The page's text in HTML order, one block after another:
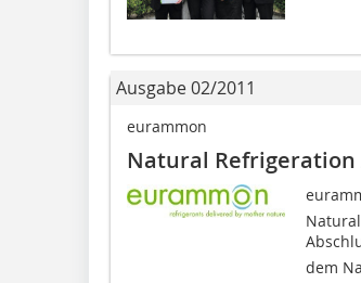
Ausgabe 02/2011
eurammon
Natural Refrigeration
dem